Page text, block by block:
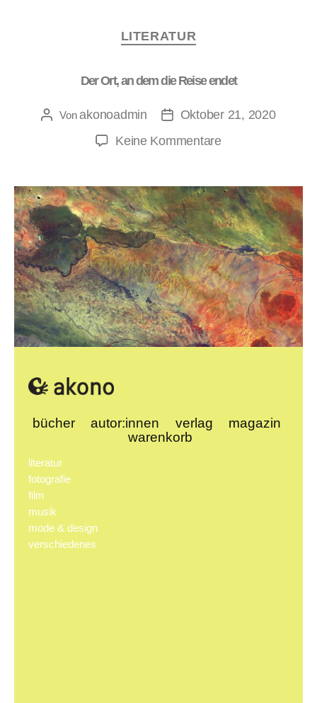
LITERATUR
Der Ort, an dem die Reise endet
Vonakonoadmin
Oktober 21, 2020
Keine Kommentare
bücher autor:innen verlag
magazin
warenkorb
literatur
fotografie
film
musik
mode & design
verschiedenes